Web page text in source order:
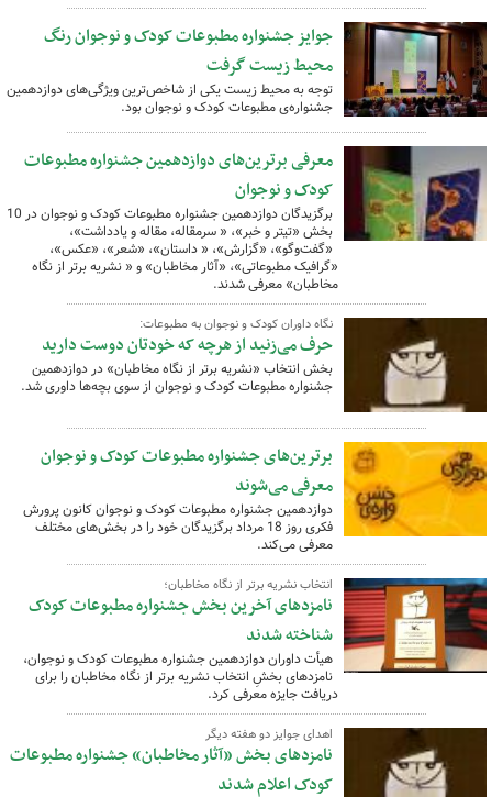
جوایز جشنواره مطبوعات کودک و نوجوان رنگ
محیط زیست گرفت
توجه به محیط زیست یکی از شاخص‌ترین ویژگی‌های دوازدهمین
جشنواره‌ی مطبوعات کودک و نوجوان بود.
معرفی برترین‌های دوازدهمین جشنواره مطبوعات
کودک و نوجوان
برگزیدگان دوازدهمین جشنواره مطبوعات کودک و نوجوان در 10
بخش «تیتر و خبر»، « سرمقاله، مقاله و یادداشت»،
«گفت‌وگو»، «گزارش»، « داستان»، «شعر»، «عکس»،
«گرافیک مطبوعاتی»، «آثار مخاطبان» و « نشریه برتر از نگاه
مخاطبان» معرفی شدند.
نگاه داوران کودک و نوجوان به مطبوعات:
حرف می‌زنید از هرچه که خودتان دوست دارید
بخش انتخاب «نشریه برتر از نگاه مخاطبان» در دوازدهمین
جشنواره مطبوعات کودک و نوجوان از سوی بچه‌ها داوری شد.
برترین‌های جشنواره مطبوعات کودک و نوجوان
معرفی می‌شوند
دوازدهمین جشنواره مطبوعات کودک و نوجوان کانون پرورش
فکری روز 18 مرداد برگزیدگان خود را در بخش‌های مختلف
معرفی می‌کند.
انتخاب نشریه برتر از نگاه مخاطبان؛
نامزدهای آخرین بخش جشنواره مطبوعات کودک
شناخته شدند
هیأت داوران دوازدهمین جشنواره مطبوعات کودک و نوجوان،
نامزدهای بخشِ انتخاب نشریه برتر از نگاه مخاطبان را برای
دریافت جایزه معرفی کرد.
اهدای جوایز دو هفته دیگر
نامزدهای بخش «آثار مخاطبان» جشنواره مطبوعات
کودک اعلام شدند